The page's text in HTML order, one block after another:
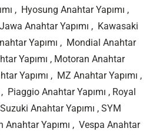
, Hyosung Anahtar Yapımı ,
Anahtar Yapımı , Kawasaki
Yapımı , Mondial Anahtar
Yapımı , Motoran Anahtar
Yapımı , MZ Anahtar Yapımı ,
Piaggio Anahtar Yapımı , Royal
Anahtar Yapımı , SYM
Anahtar Yapımı , Vespa Anahtar